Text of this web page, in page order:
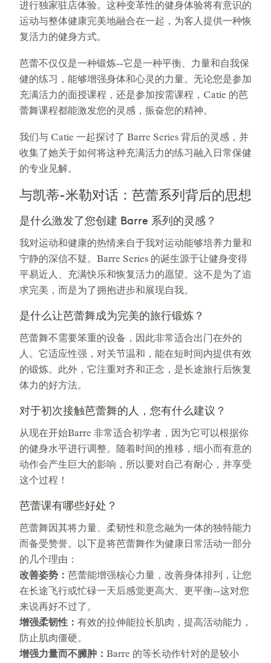
进行独家驻店体验。这种变革性的健身体验将有意识的
运动与整体健康完美地融合在一起，为客人提供一种恢
复活力的健身方式。
芭蕾不仅仅是一种锻炼--它是一种平衡、力量和自我保
健的练习，能够增强身体和心灵的力量。无论您是参加
充满活力的面授课程，还是参加按需课程，Catie 的芭
蕾舞课程都能激发您的灵感，振奋您的精神。
我们与 Catie 一起探讨了 Barre Series 背后的灵感，并
收集了她关于如何将这种充满活力的练习融入日常保健
的专业见解。
与凯蒂-米勒对话：芭蕾系列背后的思想
是什么激发了您创建 Barre 系列的灵感？
我对运动和健康的热情来自于我对运动能够培养力量和
宁静的深信不疑。Barre Series 的诞生源于让健身变得
平易近人、充满快乐和恢复活力的愿望。这不是为了追
求完美，而是为了拥抱进步和展现自我。
是什么让芭蕾舞成为完美的旅行锻炼？
芭蕾舞不需要笨重的设备，因此非常适合出门在外的
人。它适应性强，对关节温和，能在短时间内提供有效
的锻炼。此外，它注重对齐和正念，是长途旅行后恢复
体力的好方法。
对于初次接触芭蕾舞的人，您有什么建议？
从现在开始Barre 非常适合初学者，因为它可以根据你
的健身水平进行调整。随着时间的推移，细小而有意的
动作会产生巨大的影响，所以要对自己有耐心，并享受
这个过程！
芭蕾课有哪些好处？
芭蕾舞因其将力量、柔韧性和意念融为一体的独特能力
而备受赞誉。以下是将芭蕾舞作为健康日常活动一部分
的几个理由：
改善姿势： 芭蕾能增强核心力量，改善身体排列，让您
在长途飞行或忙碌一天后感觉更高大、更平衡--这对您
来说再好不过了。
增强柔韧性： 有效的拉伸能拉长肌肉，提高活动能力，
防止肌肉僵硬。
增强力量而不臃肿： Barre 的等长动作针对的是较小